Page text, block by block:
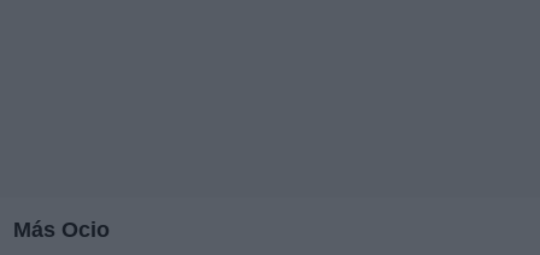
Más Ocio